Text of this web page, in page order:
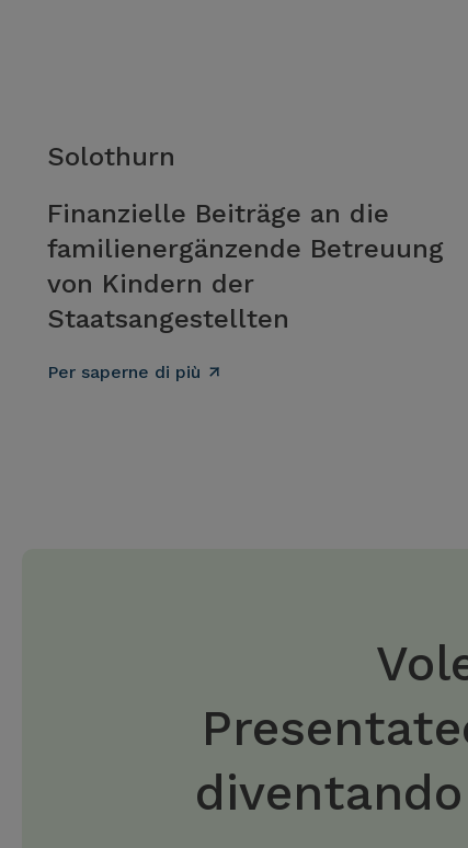
Solothurn
Finanzielle Beiträge an die
familienergänzende Betreuung
von Kindern der
Staatsangestellten
Per saperne di più